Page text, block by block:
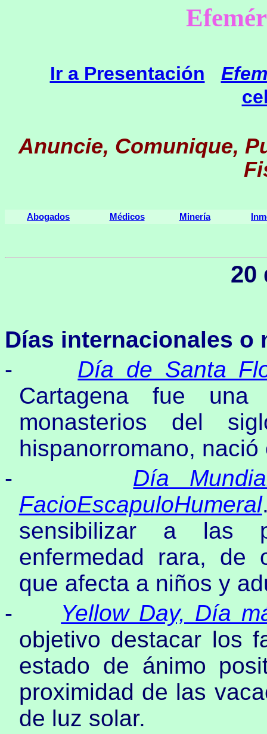
Ir a Presentación
Anuncie, Comunique,
Abogados Médicos Minería
20
Días internacionales o
-
Día de Santa
Cartagena fue
monasterios del
hispanorromano,
-
Día
FacioEscapuloHumeral
sensibilizar a las
enfermedad rara, de
que afecta a niños y
-
Yellow Day, Día
objetivo destacar los
estado de ánimo
proximidad de las
de luz solar.